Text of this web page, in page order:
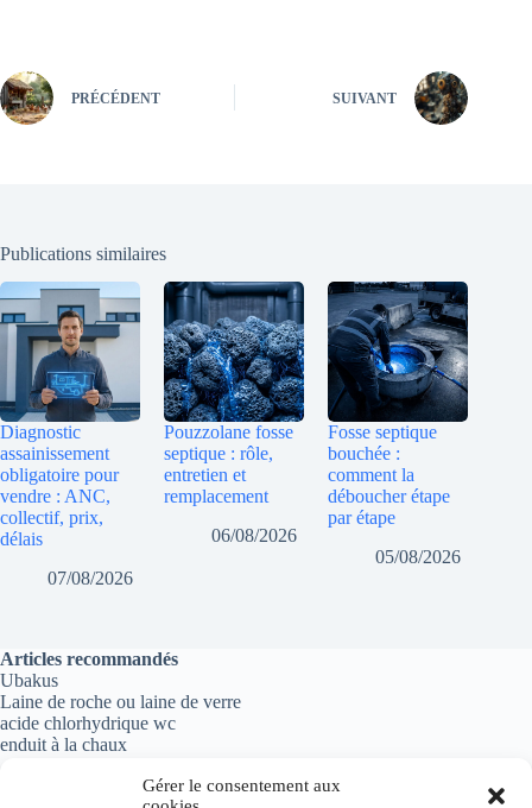
Gérer le consentement aux
PRÉCÉDENT SUIVANT
Publications similaires
Diagnostic
assainissement
obligatoire pour
vendre : ANC,
collectif, prix,
délais
07/08/2026
Pouzzolane fosse
septique : rôle,
entretien et
remplacement
06/08/2026
Fosse septique
bouchée :
comment la
déboucher étape
par étape
05/08/2026
Articles recommandés
Ubakus
Laine de roche ou laine de verre
acide chlorhydrique wc
enduit à la chaux